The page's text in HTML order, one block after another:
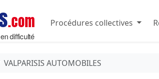
.com
difficulté
Procédures collectives
VALPARISIS AUTOMOBILES